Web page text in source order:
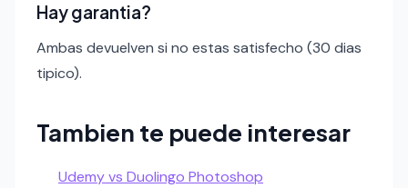
Hay garantia?
Ambas devuelven si no estas satisfecho (30 dias
tipico).
Tambien te puede interesar
Udemy vs Duolingo Photoshop